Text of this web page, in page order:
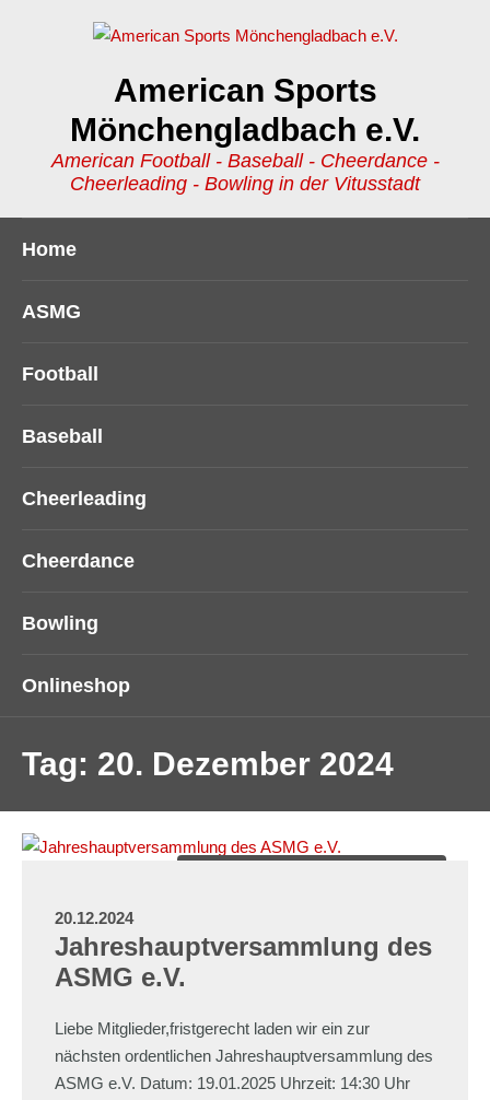
American Sports
Mönchengladbach e.V.
American Football - Baseball - Cheerdance -
Cheerleading - Bowling in der Vitusstadt
Home
ASMG
Football
Baseball
Cheerleading
Cheerdance
Bowling
Onlineshop
Tag: 20. Dezember 2024
20.12.2024
Jahreshauptversammlung des
ASMG e.V.
Liebe Mitglieder,fristgerecht laden wir ein zur
nächsten ordentlichen Jahreshauptversammlung des
ASMG e.V. Datum: 19.01.2025 Uhrzeit: 14:30 Uhr